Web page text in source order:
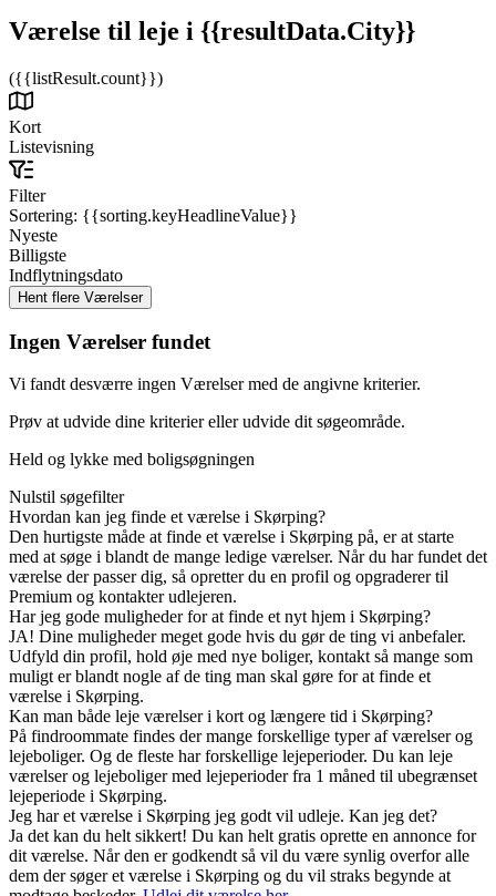
Værelse til leje i {{resultData.City}}
({{listResult.count}})
Kort
Listevisning
Filter
Sortering: {{sorting.keyHeadlineValue}}
Nyeste
Billigste
Indflytningsdato
Ingen Værelser fundet
Vi fandt desværre ingen Værelser med de angivne kriterier.
Prøv at udvide dine kriterier eller udvide dit søgeområde.
Held og lykke med boligsøgningen
Nulstil søgefilter
Hvordan kan jeg finde et værelse i Skørping?
Den hurtigste måde at finde et værelse i Skørping på, er at starte
med at søge i blandt de mange ledige værelser. Når du har fundet det
værelse der passer dig, så opretter du en profil og opgraderer til
Premium og kontakter udlejeren.
Har jeg gode muligheder for at finde et nyt hjem i Skørping?
JA! Dine muligheder meget gode hvis du gør de ting vi anbefaler.
Udfyld din profil, hold øje med nye boliger, kontakt så mange som
muligt er blandt nogle af de ting man skal gøre for at finde et
værelse i Skørping.
Kan man både leje værelser i kort og længere tid i Skørping?
På findroommate findes der mange forskellige typer af værelser og
lejeboliger. Og de fleste har forskellige lejeperioder. Du kan leje
værelser og lejeboliger med lejeperioder fra 1 måned til ubegrænset
lejeperiode i Skørping.
Jeg har et værelse i Skørping jeg godt vil udleje. Kan jeg det?
Ja det kan du helt sikkert! Du kan helt gratis oprette en annonce for
dit værelse. Når den er godkendt så vil du være synlig overfor alle
dem der søger et værelse i Skørping og du vil straks begynde at